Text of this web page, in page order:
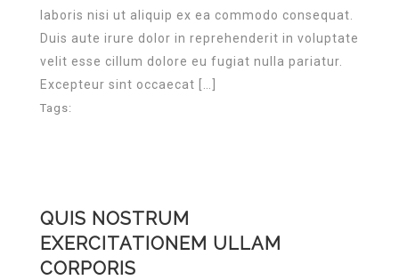
laboris nisi ut aliquip ex ea commodo consequat.
Duis aute irure dolor in reprehenderit in voluptate
velit esse cillum dolore eu fugiat nulla pariatur.
Excepteur sint occaecat […]
Tags:
QUIS NOSTRUM
EXERCITATIONEM ULLAM
CORPORIS